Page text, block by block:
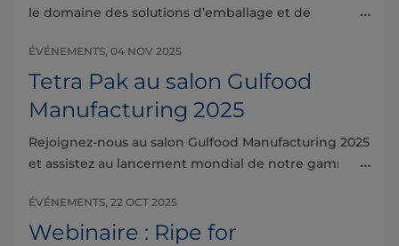
le domaine des solutions d’emballage et de
ÉVÉNEMENTS, 04 NOV 2025
Tetra Pak au salon Gulfood
Manufacturing 2025
Rejoignez-nous au salon Gulfood Manufacturing 2025
et assistez au lancement mondial de notre gamme
nouvelle génération.
ÉVÉNEMENTS, 22 OCT 2025
Webinaire : Ripe for